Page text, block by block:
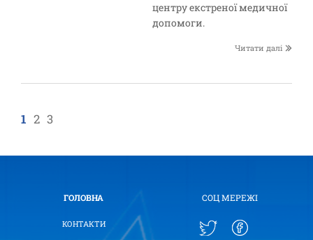
центру екстреної медичної
допомоги.
Читати далі
1 2 3
ГОЛОВНА
КОНТАКТИ
СОЦ МЕРЕЖІ